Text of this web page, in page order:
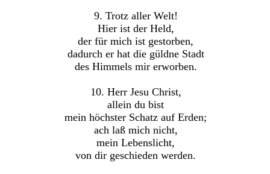
9. Trotz aller Welt!
Hier ist der Held,
der für mich ist gestorben,
dadurch er hat die güldne Stadt
des Himmels mir erworben.
10. Herr Jesu Christ,
allein du bist
mein höchster Schatz auf Erden;
ach laß mich nicht,
mein Lebenslicht,
von dir geschieden werden.